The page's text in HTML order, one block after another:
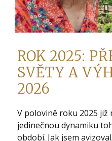
ROK 2025:
SVĚTY A
2026
V polovině roku 2025 již
jedinečnou dynamiku
období. Jak jsem